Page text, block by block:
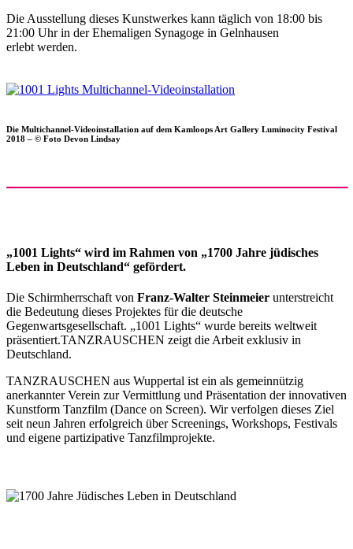
Die Ausstellung dieses Kunstwerkes kann täglich von 18:00 bis
21:00 Uhr in der Ehemaligen Synagoge in Gelnhausen
erlebt werden.
Die Multichannel-Videoinstallation auf dem Kamloops Art Gallery Luminocity Festival
2018 – © Foto Devon Lindsay
„1001 Lights“ wird im Rahmen von „1700 Jahre jüdisches
Leben in Deutschland“ gefördert.
Die Schirmherrschaft von Franz-Walter Steinmeier unterstreicht
die Bedeutung dieses Projektes für die deutsche
Gegenwartsgesellschaft. „1001 Lights“ wurde bereits weltweit
präsentiert.TANZRAUSCHEN zeigt die Arbeit exklusiv in
Deutschland.
TANZRAUSCHEN aus Wuppertal ist ein als gemeinnützig
anerkannter Verein zur Vermittlung und Präsentation der innovativen
Kunstform Tanzfilm (Dance on Screen). Wir verfolgen dieses Ziel
seit neun Jahren erfolgreich über Screenings, Workshops, Festivals
und eigene partizipative Tanzfilmprojekte.